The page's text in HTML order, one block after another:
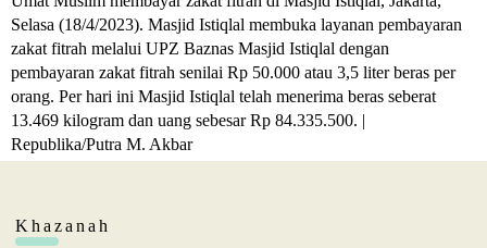
Selasa (18/4/2023). Masjid Istiqlal membuka layanan pembayaran
zakat fitrah melalui UPZ Baznas Masjid Istiqlal dengan
pembayaran zakat fitrah senilai Rp 50.000 atau 3,5 liter beras per
orang. Per hari ini Masjid Istiqlal telah menerima beras seberat
13.469 kilogram dan uang sebesar Rp 84.335.500. |
Republika/Putra M. Akbar
Khazanah